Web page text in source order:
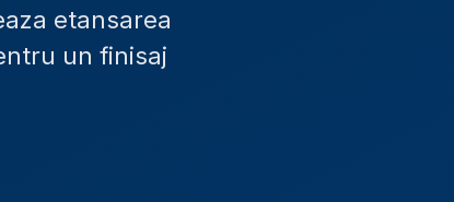
etansarea
un finisaj